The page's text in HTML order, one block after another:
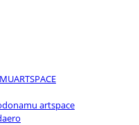
artspace